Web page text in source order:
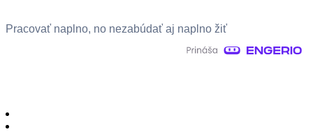
Pracovať naplno, no nezabúdať aj naplno žiť